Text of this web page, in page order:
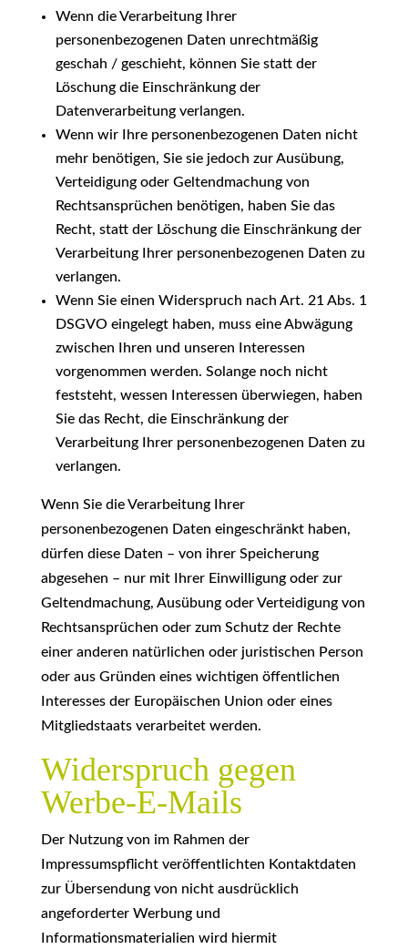
Wenn die Verarbeitung Ihrer
personenbezogenen Daten unrechtmäßig
geschah / geschieht, können Sie statt der
Löschung die Einschränkung der
Datenverarbeitung verlangen.
Wenn wir Ihre personenbezogenen Daten nicht
mehr benötigen, Sie sie jedoch zur Ausübung,
Verteidigung oder Geltendmachung von
Rechtsansprüchen benötigen, haben Sie das
Recht, statt der Löschung die Einschränkung der
Verarbeitung Ihrer personenbezogenen Daten zu
verlangen.
Wenn Sie einen Widerspruch nach Art. 21 Abs. 1
DSGVO eingelegt haben, muss eine Abwägung
zwischen Ihren und unseren Interessen
vorgenommen werden. Solange noch nicht
feststeht, wessen Interessen überwiegen, haben
Sie das Recht, die Einschränkung der
Verarbeitung Ihrer personenbezogenen Daten zu
verlangen.
Wenn Sie die Verarbeitung Ihrer
personenbezogenen Daten eingeschränkt haben,
dürfen diese Daten – von ihrer Speicherung
abgesehen – nur mit Ihrer Einwilligung oder zur
Geltendmachung, Ausübung oder Verteidigung von
Rechtsansprüchen oder zum Schutz der Rechte
einer anderen natürlichen oder juristischen Person
oder aus Gründen eines wichtigen öffentlichen
Interesses der Europäischen Union oder eines
Mitgliedstaats verarbeitet werden.
Widerspruch gegen
Werbe-E-Mails
Der Nutzung von im Rahmen der
Impressumspflicht veröffentlichten Kontaktdaten
zur Übersendung von nicht ausdrücklich
angeforderter Werbung und
Informationsmaterialien wird hiermit